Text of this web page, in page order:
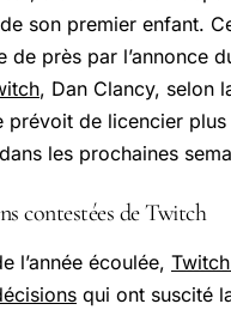
son premier enfant.
de près par l’annonce
, Dan Clancy, selon
prévoit de licencier
les prochaines
contestées de Twitch
l’année écoulée,
qui ont suscité